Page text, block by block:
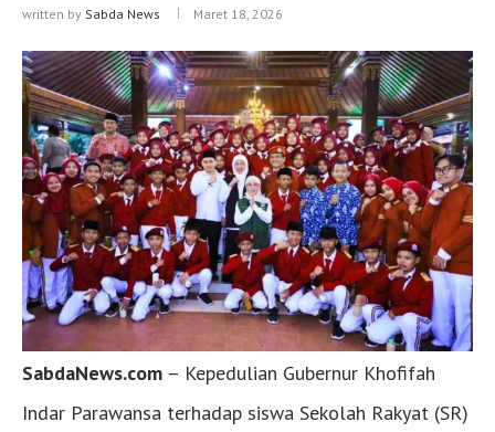
written by Sabda News Maret 18, 2026
SabdaNews.com – Kepedulian Gubernur Khofifah
Indar Parawansa terhadap siswa Sekolah Rakyat (SR)